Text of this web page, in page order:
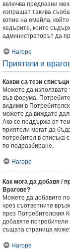
включва предпазни
изпращат такива
копие на емейла,
хедърите, които
администраторът да
Нагоре
Приятели и
Какви са тези
Можете да използвате
във форума.
видими в
можете да виждате
Ако се поддържа от
приятели могат да
потребител в списъка
по подразбиране.
Нагоре
Как мога да добавя /
Врагове?
Можете да добавите
чрез съответните
през Потребителския
добавяте потребители
същата страница
Нагоре